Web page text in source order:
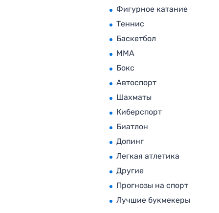
Фигурное катание
Теннис
Баскетбол
MMA
Бокс
Автоспорт
Шахматы
Киберспорт
Биатлон
Допинг
Легкая атлетика
Другие
Прогнозы на спорт
Лучшие букмекеры